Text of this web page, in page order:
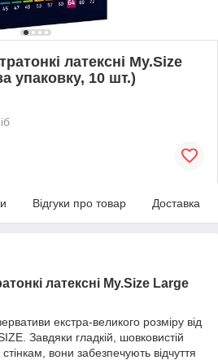
латексні My.Size
упаковку, 10 шт.)
Відгуки про товар Доставка
латексні My.Size Large
екстра-великого розміру від
Завдяки гладкій, шовковистій
вони забезпечують відчуття